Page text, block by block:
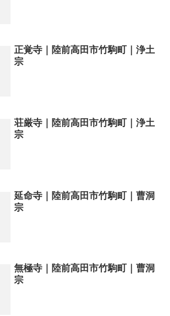
正覚寺｜陸前高田市竹駒町｜浄土
宗
荘厳寺｜陸前高田市竹駒町｜浄土
宗
延命寺｜陸前高田市竹駒町｜曹洞
宗
無極寺｜陸前高田市竹駒町｜曹洞
宗